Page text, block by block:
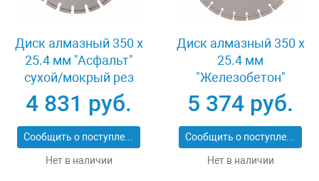
Диск алмазный 350 х
25.4 мм "Асфальт"
сухой/мокрый рез
Pro Matrix 731073
4 831 руб.
Сообщить о поступлении
Нет в наличии
Диск алмазный 350 х
25.4 мм
"Железобетон"
сухой/мокрый рез
Pro Matrix 731103
5 374 руб.
Сообщить о поступлении
Нет в наличии